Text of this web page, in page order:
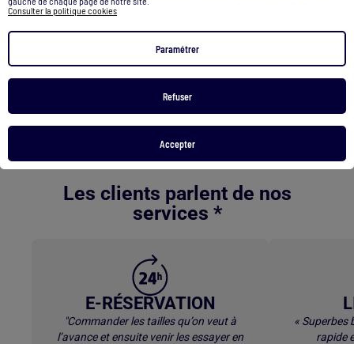
Consulter la politique cookies
Paramétrer
Refuser
Accepter
Boite cadeau Bottes de neige
Boite de rangement plastique
Bleu de travail
Broderie anglaise
Tapis a carreaux
Polo levis bleu
Les clients parlent de nos
services *
E-RÉSERVATION
"Commander les tailles qu’on veut à
l’avance et ensuite venir les essayer en
« Superbes
rapide